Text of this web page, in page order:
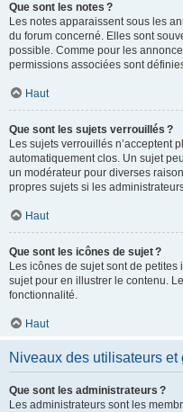
Que sont les notes ?
Les notes apparaissent sous les
du forum concerné. Elles sont
possible. Comme pour les
permissions associées sont
Haut
Que sont les sujets verrouillés ?
Les sujets verrouillés n’acceptent
automatiquement clos. Un sujet
un modérateur pour diverses
propres sujets si les
Haut
Que sont les icônes de sujet ?
Les icônes de sujet sont de petites
sujet pour en illustrer le contenu.
fonctionnalité.
Haut
Niveaux des utilisateurs et
Que sont les administrateurs ?
Les administrateurs sont les